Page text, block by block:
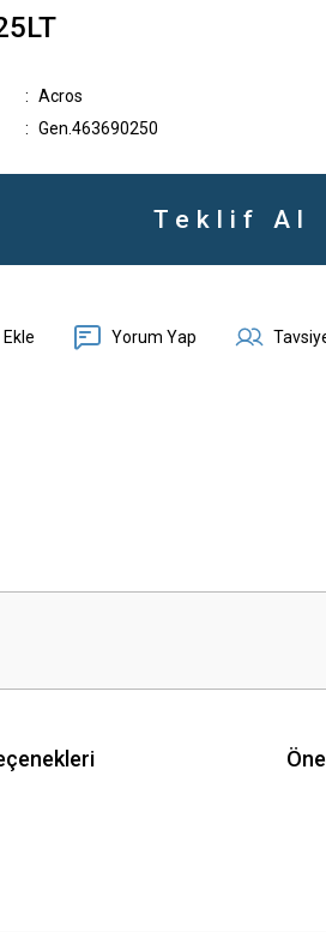
Acros
Gen.463690250
Teklif Al
Yorum Yap